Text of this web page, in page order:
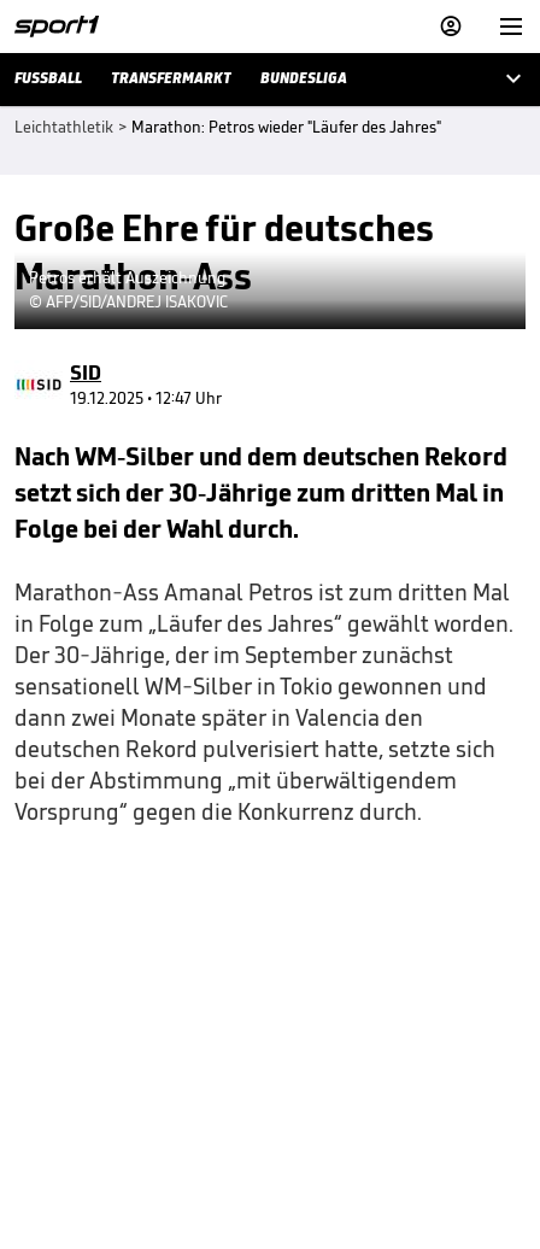


FUSSBALL TRANSFERMARKT BUNDESLIGA 
Leichtathletik > Marathon: Petros wieder "Läufer des Jahres"
Große Ehre für deutsches
Marathon-Ass
Petros erhält Auszeichnung
© AFP/SID/ANDREJ ISAKOVIC
SID
19.12.2025 • 12:47 Uhr
Nach WM-Silber und dem deutschen Rekord
setzt sich der 30-Jährige zum dritten Mal in
Folge bei der Wahl durch.
Marathon-Ass Amanal Petros ist zum dritten Mal
in Folge zum „Läufer des Jahres“ gewählt worden.
Der 30-Jährige, der im September zunächst
sensationell WM-Silber in Tokio gewonnen und
dann zwei Monate später in Valencia den
deutschen Rekord pulverisiert hatte, setzte sich
bei der Abstimmung „mit überwältigendem
Vorsprung“ gegen die Konkurrenz durch.